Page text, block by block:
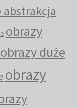
abstrakcja
obrazy
obrazy duże
obrazy